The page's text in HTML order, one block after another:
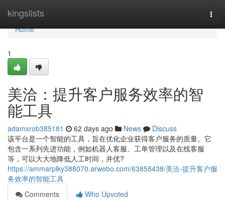
kingslists
Home
Home
1
美洽：提升客户服务效率的智
能工具
adamxrob385181 62 days ago News
Discuss
该平台是一个智能的工具，旨在优化企业获得客户服务的质量。它
包含一系列先进功能，例如机器人客服、工单管理以及在线客服
等，可以大大地降低人工时间，并优?
https://ammarplky388070.arwebo.com/63858438/美洽-提升客户服
务效率的智能工具
Comments
Who Upvoted